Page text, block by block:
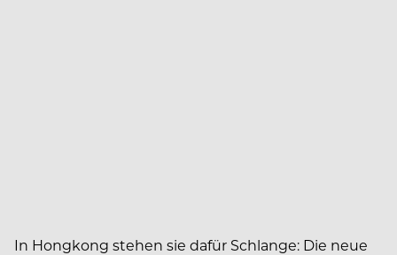
In Hongkong stehen sie dafür Schlange: Die neue